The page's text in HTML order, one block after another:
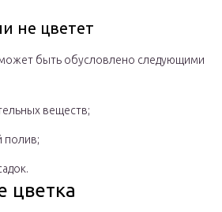
не цветет
может быть обусловлено следующими
веществ;
полив;
цветка